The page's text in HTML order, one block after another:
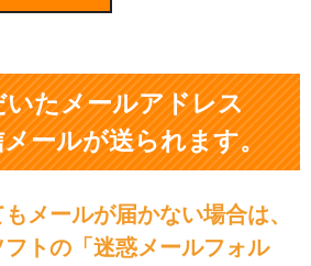
いたメールアドレス
ールが送られます。
メールが届かない場合は、
トの「迷惑メールフォル